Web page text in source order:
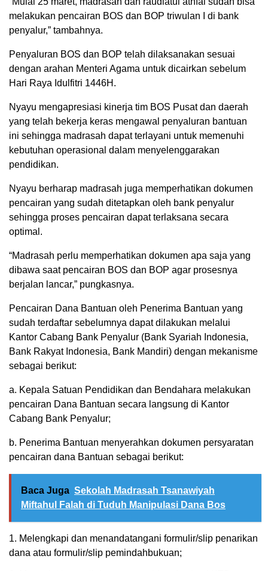
melakukan pencairan BOS dan BOP triwulan I di bank
penyalur,” tambahnya.
Penyaluran BOS dan BOP telah dilaksanakan sesuai
dengan arahan Menteri Agama untuk dicairkan sebelum
Hari Raya Idulfitri 1446H.
Nyayu mengapresiasi kinerja tim BOS Pusat dan daerah
yang telah bekerja keras mengawal penyaluran bantuan
ini sehingga madrasah dapat terlayani untuk memenuhi
kebutuhan operasional dalam menyelenggarakan
pendidikan.
Nyayu berharap madrasah juga memperhatikan dokumen
pencairan yang sudah ditetapkan oleh bank penyalur
sehingga proses pencairan dapat terlaksana secara
optimal.
“Madrasah perlu memperhatikan dokumen apa saja yang
dibawa saat pencairan BOS dan BOP agar prosesnya
berjalan lancar,” pungkasnya.
Pencairan Dana Bantuan oleh Penerima Bantuan yang
sudah terdaftar sebelumnya dapat dilakukan melalui
Kantor Cabang Bank Penyalur (Bank Syariah Indonesia,
Bank Rakyat Indonesia, Bank Mandiri) dengan mekanisme
sebagai berikut:
a. Kepala Satuan Pendidikan dan Bendahara melakukan
pencairan Dana Bantuan secara langsung di Kantor
Cabang Bank Penyalur;
b. Penerima Bantuan menyerahkan dokumen persyaratan
pencairan dana Bantuan sebagai berikut:
Baca Juga Sekolah Madrasah Tsanawiyah
Miftahul Falah di Tuduh Manipulasi Dana Bos
1. Melengkapi dan menandatangani formulir/slip penarikan
dana atau formulir/slip pemindahbukuan;